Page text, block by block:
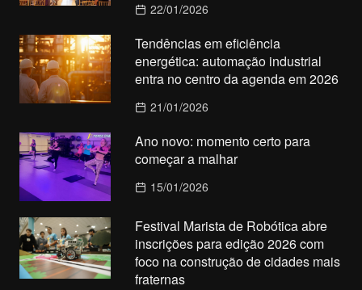
22/01/2026
Tendências em eficiência
energética: automação industrial
entra no centro da agenda em 2026
21/01/2026
Ano novo: momento certo para
começar a malhar
15/01/2026
Festival Marista de Robótica abre
inscrições para edição 2026 com
foco na construção de cidades mais
fraternas